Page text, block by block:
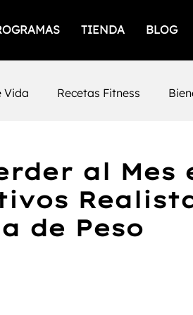
TIENDA BLOG
Vida Recetas Fitness
gimnasios San Luis
al Mes
de Peso